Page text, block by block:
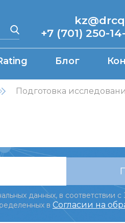
+7 (701) 250-
Блог
Подготовка
данных, в соответствии
в Согласии на